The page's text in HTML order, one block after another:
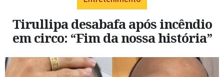
Tirullipa desabafa após incêndio
em circo: “Fim da nossa história”